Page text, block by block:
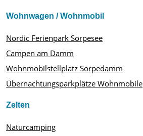
Wohnwagen / Wohnmobil
Nordic Ferienpark Sorpesee
Campen am Damm
Wohnmobilstellplatz Sorpedamm
Übernachtungsparkplätze Wohnmobile
Zelten
Naturcamping